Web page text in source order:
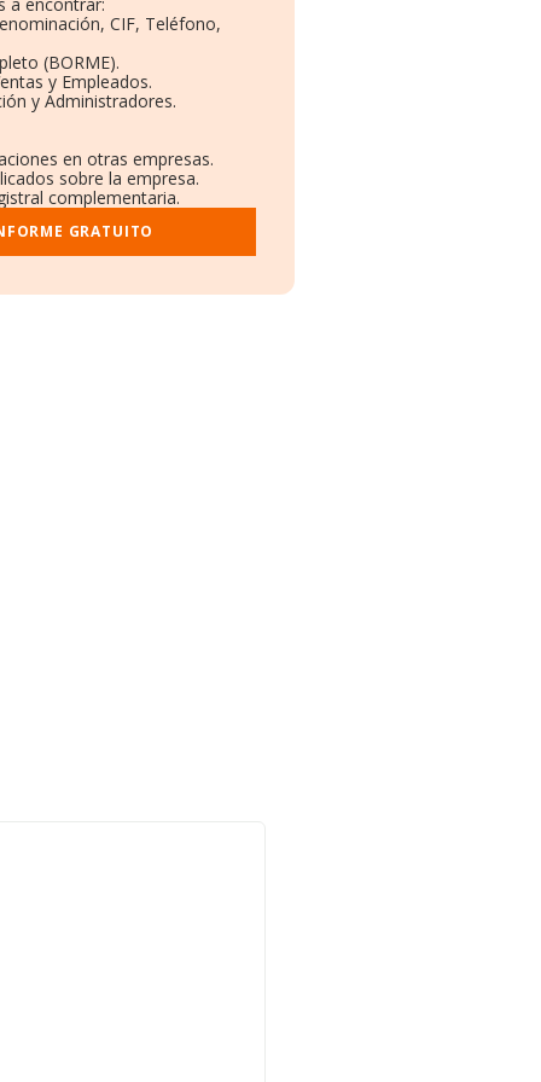
CIF, Teléfono,
(BORME).
y Empleados.
y Administradores.
en otras empresas.
sobre la empresa.
complementaria.
GRATUITO